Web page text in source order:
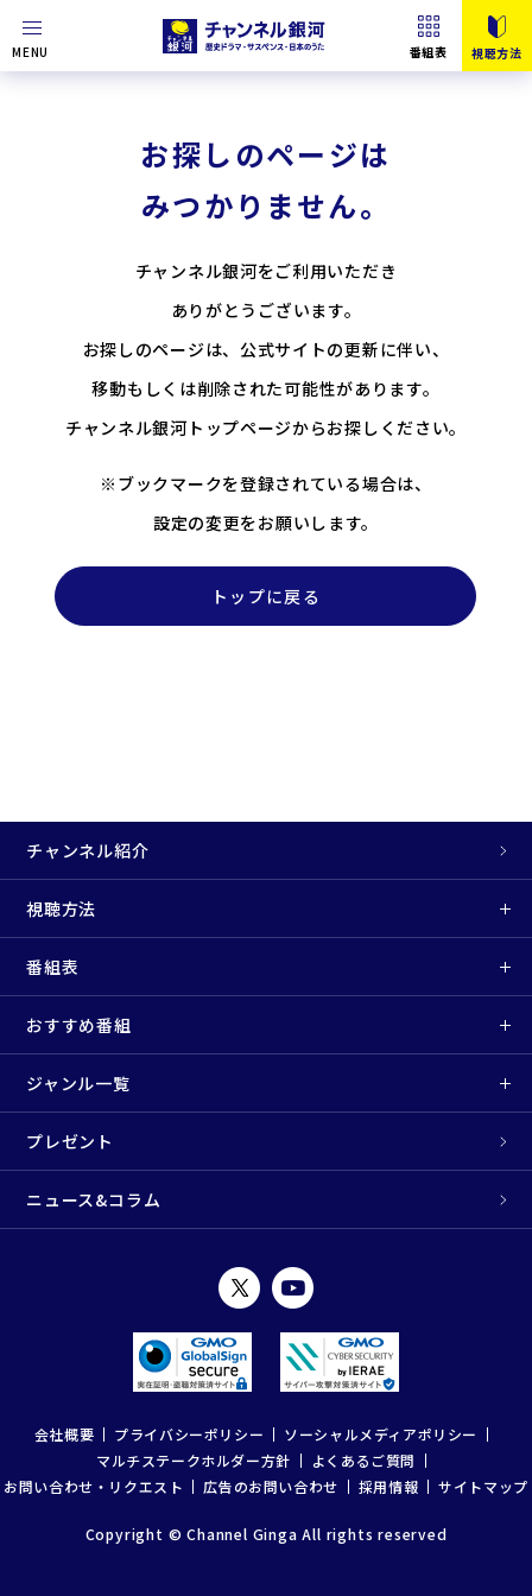
MENU 番組表 視聴方法
お探しのページは
みつかりません。
チャンネル銀河をご利用いただき
ありがとうございます。
お探しのページは、公式サイトの更新に伴い、
移動もしくは削除された可能性があります。
チャンネル銀河トップページからお探しください。
※ブックマークを登録されている場合は、
設定の変更をお願いします。
トップに戻る
チャンネル紹介
視聴方法
番組表
おすすめ番組
ジャンル一覧
プレゼント
ニュース&コラム
会社概要 プライバシーポリシー
ソーシャルメディアポリシー
マルチステークホルダー方針
よくあるご質問
お問い合わせ・リクエスト
広告のお問い合わせ 採用情報 サイトマップ
Copyright © Channel Ginga All rights reserved